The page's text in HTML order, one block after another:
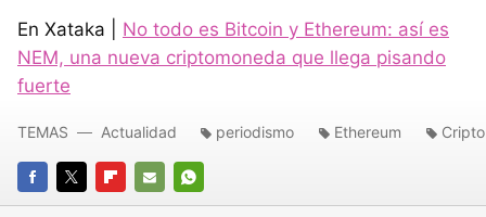
En Xataka | No todo es Bitcoin y Ethereum: así es
NEM, una nueva criptomoneda que llega pisando
fuerte
FACEBOOK
TWITTERFLIPBOARD
E-
WHATSAPP
TEMAS Actualidad periodismo Ethereum